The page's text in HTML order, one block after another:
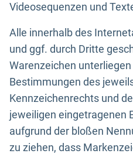
Videosequenzen und
Alle innerhalb des
und ggf. durch Dritte
Warenzeichen
Bestimmungen des
Kennzeichenrechts und
jeweiligen eingetragenen
aufgrund der bloßen
zu ziehen, dass